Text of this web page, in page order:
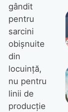
gândit
pentru
sarcini
obișnuite
din
locuință,
nu pentru
linii de
producție